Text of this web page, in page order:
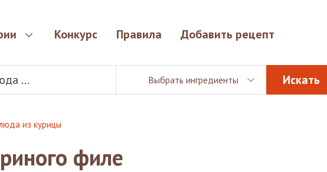
Конкурс Правила Добавить рецепт
Выбрать ингредиенты
из курицы
филе